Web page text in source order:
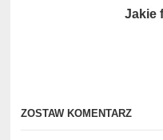
Jakie
ZOSTAW KOMENTARZ